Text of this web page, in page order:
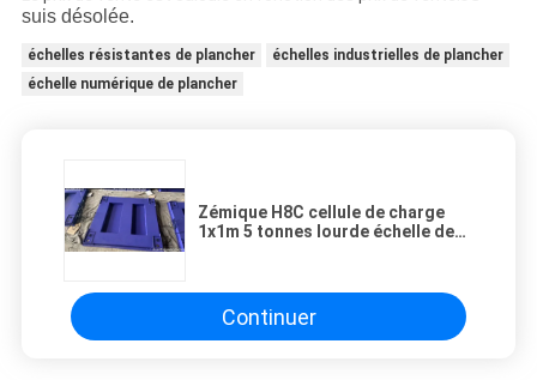
suis désolée.
échelles résistantes de plancher
échelles industrielles de plancher
échelle numérique de plancher
Zémique H8C cellule de charge
1x1m 5 tonnes lourde échelle de
Continuer